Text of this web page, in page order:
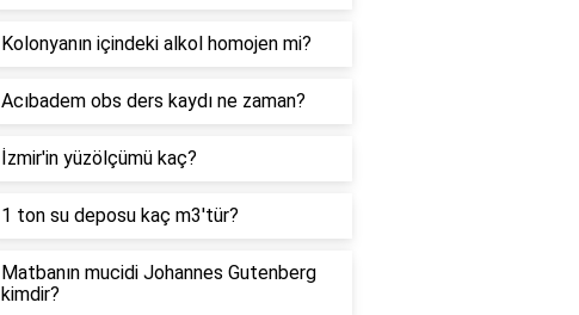
Kolonyanın içindeki alkol homojen mi?
Acıbadem obs ders kaydı ne zaman?
İzmir'in yüzölçümü kaç?
1 ton su deposu kaç m3'tür?
Matbanın mucidi Johannes Gutenberg
kimdir?